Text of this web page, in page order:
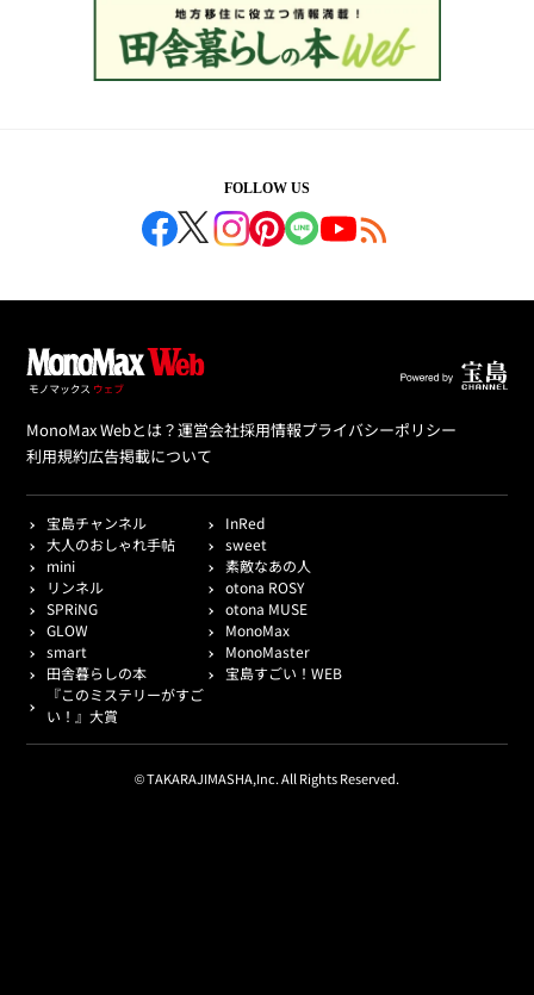
FOLLOW US
MonoMax Webとは？運営会社採用情報プライバシーポリシー
利用規約広告掲載について
宝島チャンネル
InRed
大人のおしゃれ手帖
sweet
mini
素敵なあの人
リンネル
otona ROSY
SPRiNG
otona MUSE
GLOW
MonoMax
smart
MonoMaster
田舎暮らしの本
宝島すごい！WEB
『このミステリーがすご
い！』大賞
© TAKARAJIMASHA,Inc. All Rights Reserved.